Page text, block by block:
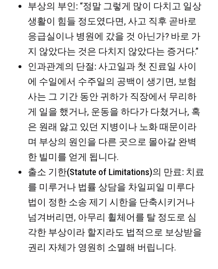
부상의 부인: “정말 그렇게 많이 다치고 일상
생활이 힘들 정도였다면, 사고 직후 곧바로
응급실이나 병원에 갔을 것 아닌가? 바로 가
지 않았다는 것은 다치지 않았다는 증거다.”
인과관계의 단절: 사고일과 첫 진료일 사이
에 수일에서 수주일의 공백이 생기면, 보험
사는 그 기간 동안 귀하가 직장에서 무리하
게 일을 했거나, 운동을 하다가 다쳤거나, 혹
은 원래 앓고 있던 지병이나 노화 때문이라
며 부상의 원인을 다른 곳으로 몰아갈 완벽
한 빌미를 얻게 됩니다.
출소 기한(Statute of Limitations)의 만료: 치료
를 미루거나 법률 상담을 차일피일 미루다
법이 정한 소송 제기 시한을 단축시키거나
넘겨버리면, 아무리 휠체어를 탈 정도로 심
각한 부상이라 할지라도 법적으로 보상받을
권리 자체가 영원히 소멸해 버립니다.